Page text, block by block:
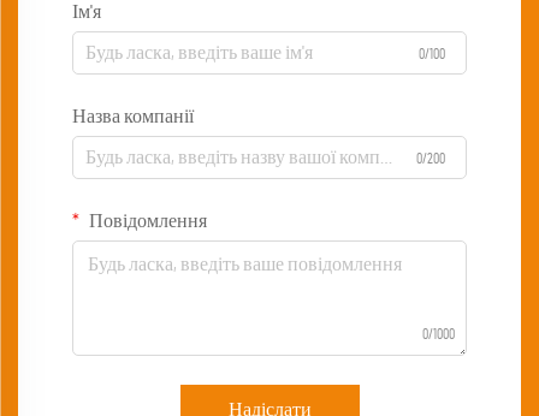
Ім'я
0/100
Назва компанії
0/200
Повідомлення
0/1000
Надіслати